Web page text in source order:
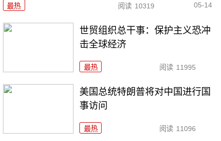
最热 阅读 10319 05-14
世贸组织总干事：保护主义恐冲
击全球经济
最热 阅读 11995
美国总统特朗普将对中国进行国
事访问
最热 阅读 11096